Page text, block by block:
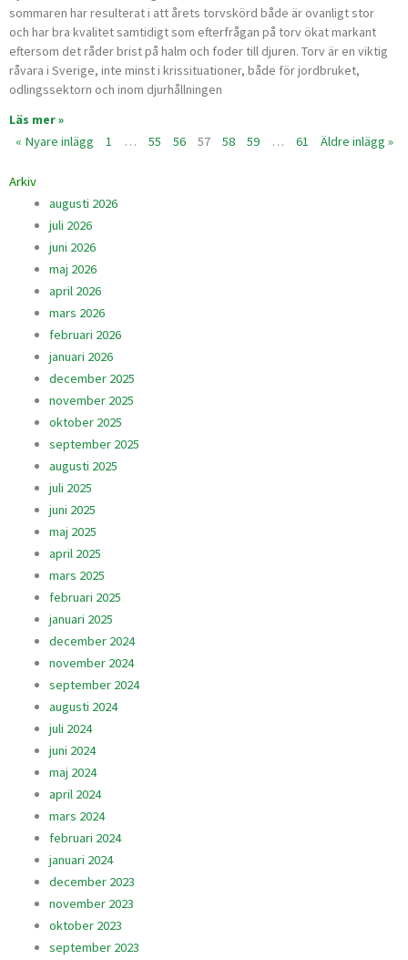
sommaren har resulterat i att årets torvskörd både är ovanligt stor
och har bra kvalitet samtidigt som efterfrågan på torv ökat markant
eftersom det råder brist på halm och foder till djuren. Torv är en viktig
råvara i Sverige, inte minst i krissituationer, både för jordbruket,
odlingssektorn och inom djurhållningen
Läs mer »
« Nyare inlägg
1 … 55 56 57 58 59 … 61 Äldre inlägg »
Arkiv
augusti 2026
juli 2026
juni 2026
maj 2026
april 2026
mars 2026
februari 2026
januari 2026
december 2025
november 2025
oktober 2025
september 2025
augusti 2025
juli 2025
juni 2025
maj 2025
april 2025
mars 2025
februari 2025
januari 2025
december 2024
november 2024
september 2024
augusti 2024
juli 2024
juni 2024
maj 2024
april 2024
mars 2024
februari 2024
januari 2024
december 2023
november 2023
oktober 2023
september 2023